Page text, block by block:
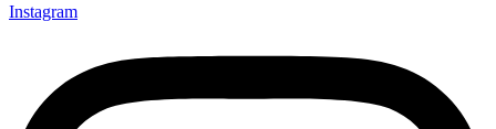
Instagram